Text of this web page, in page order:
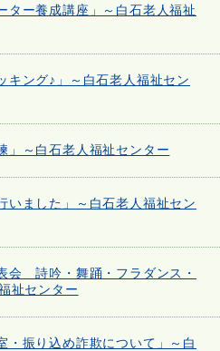
ー養成講座」～白石老人福祉
ング♪」～白石老人福祉セン
」～白石老人福祉センター
ました」～白石老人福祉セン
会 詩吟・舞踊・フラダンス・
祉センター
振り込め詐欺について」～白